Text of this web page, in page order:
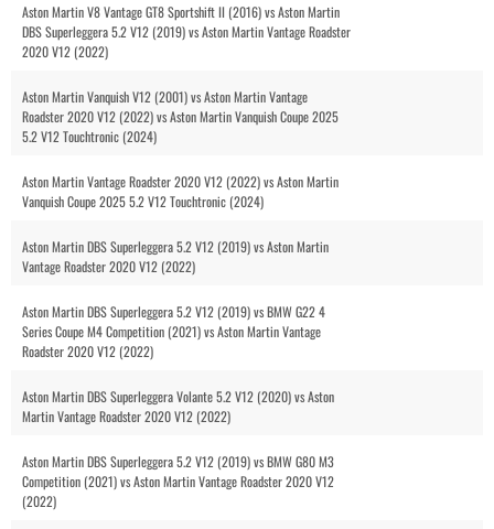
Aston Martin V8 Vantage GT8 Sportshift II (2016) vs Aston Martin
DBS Superleggera 5.2 V12 (2019) vs Aston Martin Vantage Roadster
2020 V12 (2022)
Aston Martin Vanquish V12 (2001) vs Aston Martin Vantage
Roadster 2020 V12 (2022) vs Aston Martin Vanquish Coupe 2025
5.2 V12 Touchtronic (2024)
Aston Martin Vantage Roadster 2020 V12 (2022) vs Aston Martin
Vanquish Coupe 2025 5.2 V12 Touchtronic (2024)
Aston Martin DBS Superleggera 5.2 V12 (2019) vs Aston Martin
Vantage Roadster 2020 V12 (2022)
Aston Martin DBS Superleggera 5.2 V12 (2019) vs BMW G22 4
Series Coupe M4 Competition (2021) vs Aston Martin Vantage
Roadster 2020 V12 (2022)
Aston Martin DBS Superleggera Volante 5.2 V12 (2020) vs Aston
Martin Vantage Roadster 2020 V12 (2022)
Aston Martin DBS Superleggera 5.2 V12 (2019) vs BMW G80 M3
Competition (2021) vs Aston Martin Vantage Roadster 2020 V12
(2022)